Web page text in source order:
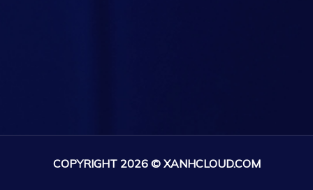
COPYRIGHT 2026 © XANHCLOUD.COM